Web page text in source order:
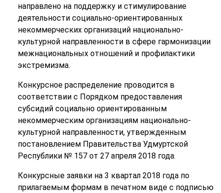
направлено на поддержку и стимулирование
деятельности социально-ориентированных
некоммерческих организаций национально-
культурной направленности в сфере гармонизации
межнациональных отношений и профилактики
экстремизма.
Конкурсное распределение проводится в
соответствии с Порядком предоставления
субсидий социально ориентированным
некоммерческим организациям национально-
культурной направленности, утвержденным
постановлением Правительства Удмуртской
Республики № 157 от 27 апреля 2018 года.
Конкурсные заявки на 3 квартал 2018 года по
прилагаемым формам в печатном виде с подписью